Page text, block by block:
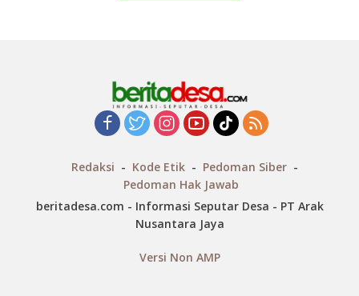
Redaksi Kode Etik
Pedoman Siber
Pedoman Hak Jawab
beritadesa.com - Informasi Seputar Desa - PT Arak
Nusantara Jaya
Versi Non AMP